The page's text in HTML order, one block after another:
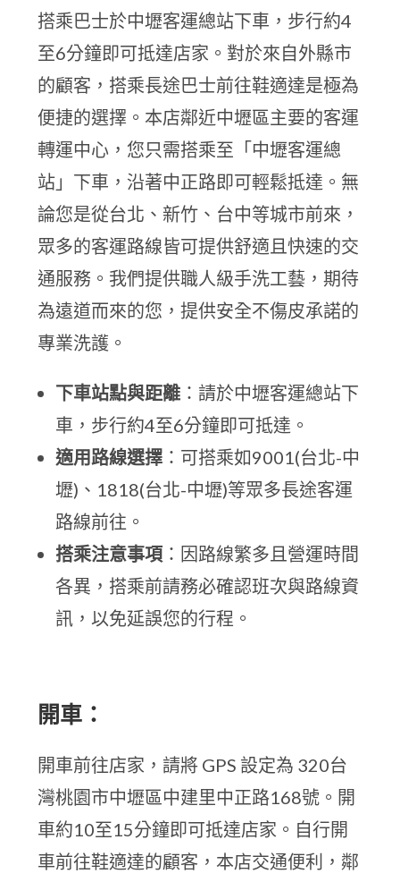
搭乘巴士於中壢客運總站下車，步行約4
至6分鐘即可抵達店家。對於來自外縣市
的顧客，搭乘長途巴士前往鞋適達是極為
便捷的選擇。本店鄰近中壢區主要的客運
轉運中心，您只需搭乘至「中壢客運總
站」下車，沿著中正路即可輕鬆抵達。無
論您是從台北、新竹、台中等城市前來，
眾多的客運路線皆可提供舒適且快速的交
通服務。我們提供職人級手洗工藝，期待
為遠道而來的您，提供安全不傷皮承諾的
專業洗護。
下車站點與距離 ：請於中壢客運總站下
車，步行約4至6分鐘即可抵達。
適用路線選擇 ：可搭乘如9001(台北-中
壢)、1818(台北-中壢)等眾多長途客運
路線前往。
搭乘注意事項 ：因路線繁多且營運時間
各異，搭乘前請務必確認班次與路線資
訊，以免延誤您的行程。
開車：
開車前往店家，請將 GPS 設定為 320台
灣桃園市中壢區中建里中正路168號。開
車約10至15分鐘即可抵達店家。自行開
車前往鞋適達的顧客，本店交通便利，鄰